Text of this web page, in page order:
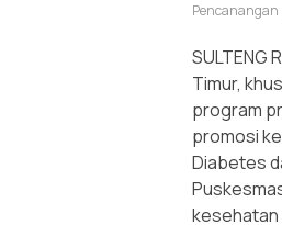
Pencanangan
SULTENG
Timur,
program
promosi
Diabetes
kesehatan